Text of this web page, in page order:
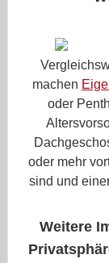
machen
oder
oder mehr
sind und
Weitere